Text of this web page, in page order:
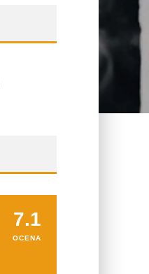
7.1
OCENA